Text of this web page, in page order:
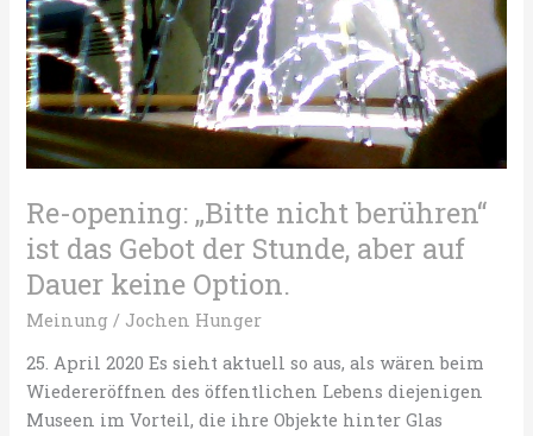
Re-opening: „Bitte nicht berühren“
ist das Gebot der Stunde, aber auf
Dauer keine Option.
Meinung / Jochen Hunger
25. April 2020 Es sieht aktuell so aus, als wären beim
Wiedereröffnen des öffentlichen Lebens diejenigen
Museen im Vorteil, die ihre Objekte hinter Glas